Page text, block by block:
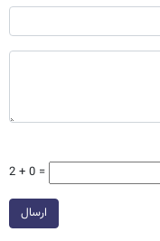
2 + 0 =
ارسال